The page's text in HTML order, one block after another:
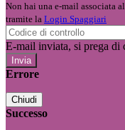
Non hai una e-mail associata
tramite la Login Spaggiari
E-mail inviata, si prega di
Errore
Chiudi
Successo